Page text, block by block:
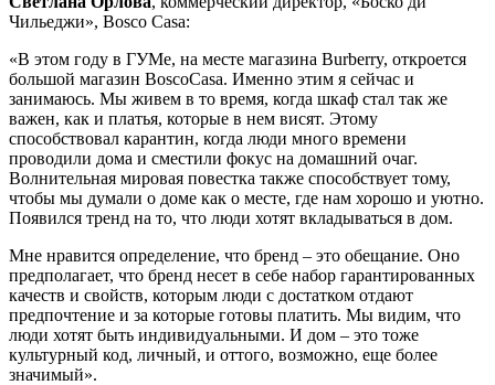
Чильеджи», Bosco Casa:
«В этом году в ГУМе, на месте магазина Burberry, откроется
большой магазин BoscoCasa. Именно этим я сейчас и
занимаюсь. Мы живем в то время, когда шкаф стал так же
важен, как и платья, которые в нем висят. Этому
способствовал карантин, когда люди много времени
проводили дома и сместили фокус на домашний очаг.
Волнительная мировая повестка также способствует тому,
чтобы мы думали о доме как о месте, где нам хорошо и уютно.
Появился тренд на то, что люди хотят вкладываться в дом.
Мне нравится определение, что бренд – это обещание. Оно
предполагает, что бренд несет в себе набор гарантированных
качеств и свойств, которым люди с достатком отдают
предпочтение и за которые готовы платить. Мы видим, что
люди хотят быть индивидуальными. И дом – это тоже
культурный код, личный, и оттого, возможно, еще более
значимый».